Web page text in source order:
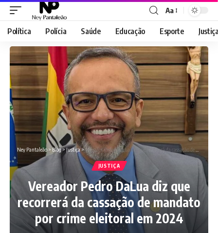
Font
Resizer
Aa
Política Polícia Saúde Educação Esporte
Ney Pantaleão > Blog>Justiça>Vereador Pedro DaLua diz que recorrerá da cassação de mandato por crime eleitoral em 2024
JUSTIÇA
Vereador Pedro DaLua diz que
recorrerá da cassação de mandato
por crime eleitoral em 2024